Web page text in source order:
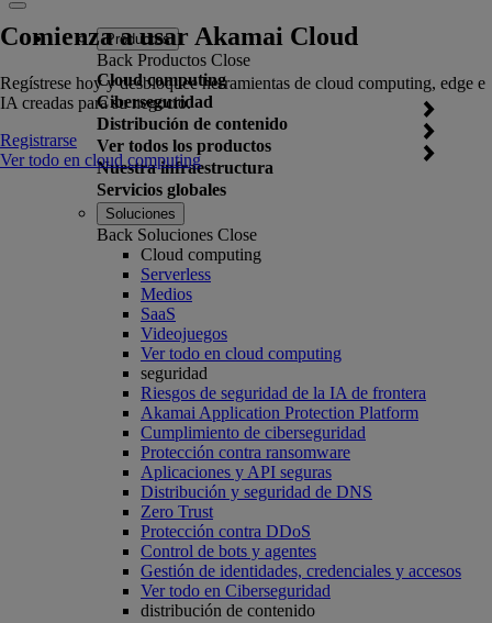
Productos
Back Productos Close
Cloud computing
Ciberseguridad
Distribución de contenido
Ver todos los productos
Nuestra infraestructura
Servicios globales
Comienza a usar Akamai Cloud
Regístrese hoy y desbloquee herramientas de cloud computing, edge e
IA creadas para su negocio.
Registrarse
Ver todo en cloud computing
Soluciones
Back Soluciones Close
Cloud computing
Serverless
Medios
SaaS
Videojuegos
Ver todo en cloud computing
seguridad
Riesgos de seguridad de la IA de frontera
Akamai Application Protection Platform
Cumplimiento de ciberseguridad
Protección contra ransomware
Aplicaciones y API seguras
Distribución y seguridad de DNS
Zero Trust
Protección contra DDoS
Control de bots y agentes
Gestión de identidades, credenciales y accesos
Ver todo en Ciberseguridad
distribución de contenido